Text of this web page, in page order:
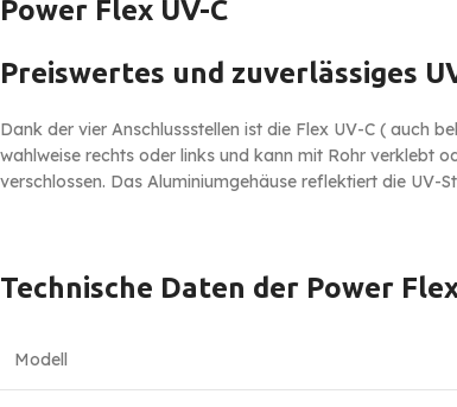
Power Flex UV-C
Preiswertes und zuverlässiges
Dank der vier Anschlussstellen ist die Flex UV-C ( auch
wahlweise rechts oder links und kann mit Rohr verklebt
verschlossen. Das Aluminiumgehäuse reflektiert die UV-
Technische Daten der Power
Modell